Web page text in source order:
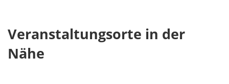
Veranstaltungsorte in der
Nähe